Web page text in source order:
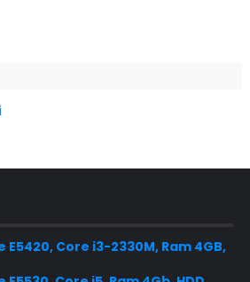
Core i3-2330M, Ram 4GB,